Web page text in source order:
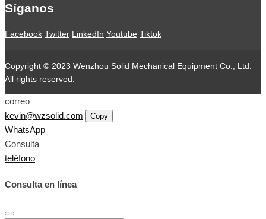
Síganos
Facebook Twitter LinkedIn Youtube Tiktok
Copyright © 2023 Wenzhou Solid Mechanical Equipment Co., Ltd.
All rights reserved.
correo
kevin@wzsolid.com
Copy
WhatsApp
Consulta
teléfono
Consulta en línea